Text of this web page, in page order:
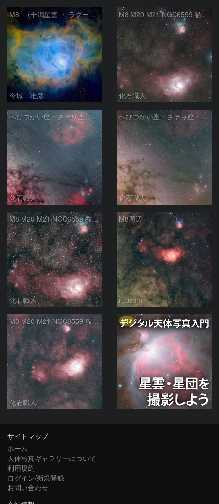
M8 (干潟星雲 ・ ラグーン（Lagoon）星雲)
今城 雅彦
M8 M20 M21 NGC6559 猫の手星雲 いて座
化石職人
へびつかい座・さそり座・いて座と天の川
化石職人
へびつかい座・さそり座・いて座と天の川
化石職人
M8 M20 M21 NGC6559 猫の手星雲 いて座
化石職人
M8周辺
r_usami
M8 M20 M21 NGC6559 猫の手星雲 いて座
化石職人
PR
サイトマップ
ホーム
天体写真ギャラリーについて
利用規約
ログイン/新規登録
お問い合わせ